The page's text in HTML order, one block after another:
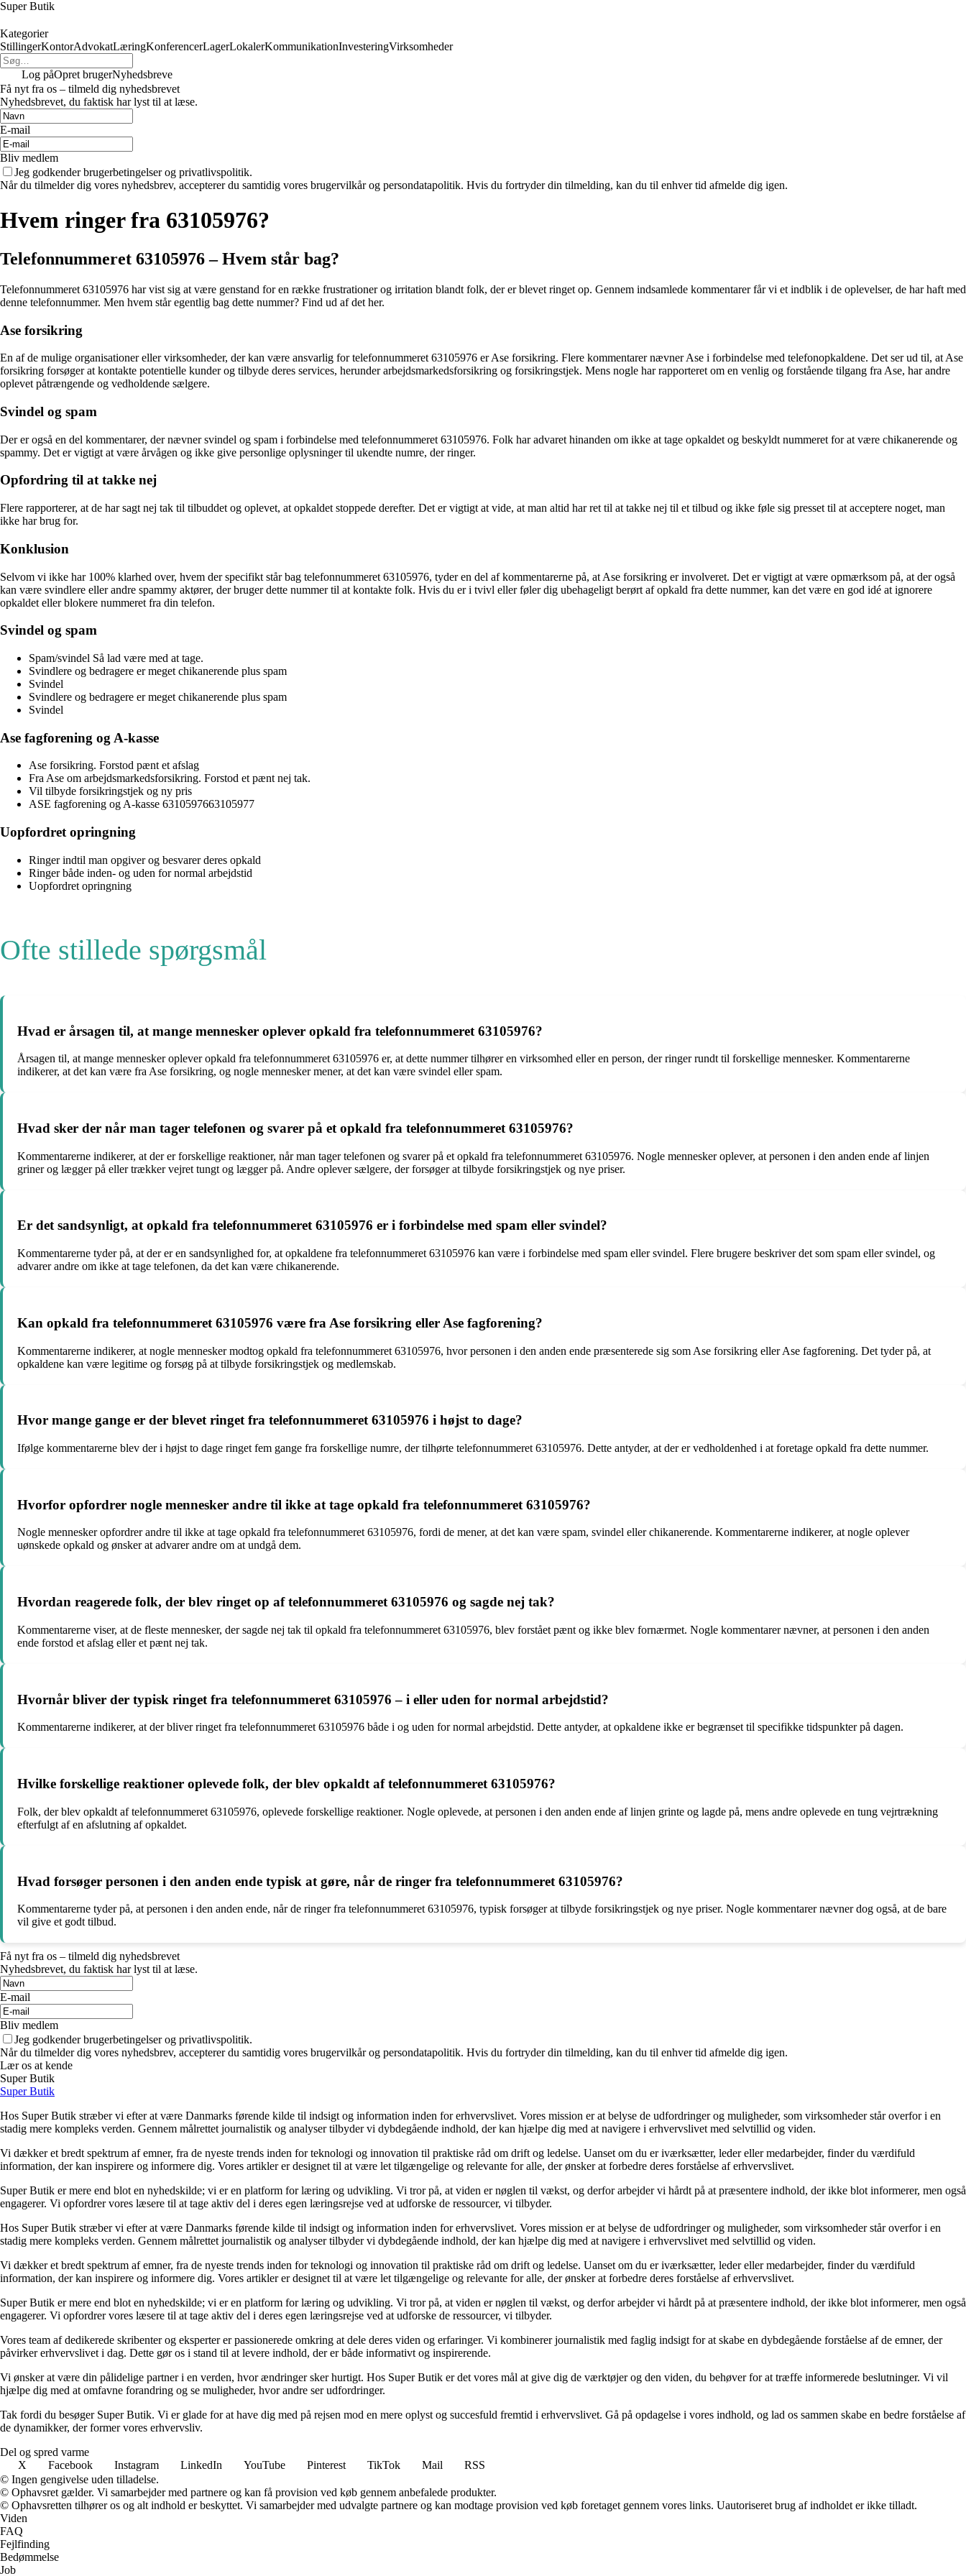
Super Butik
Kategorier
StillingerKontorAdvokatLæringKonferencerLagerLokalerKommunikationInvesteringVirksomheder
Log påOpret brugerNyhedsbreve
Få nyt fra os – tilmeld dig nyhedsbrevet
Nyhedsbrevet, du faktisk har lyst til at læse.
E-mail
Bliv medlem
Jeg godkender brugerbetingelser og privatlivspolitik.
Når du tilmelder dig vores nyhedsbrev, accepterer du samtidig vores brugervilkår og persondatapolitik. Hvis du fortryder din tilmelding, kan du til enhver tid afmelde dig igen.
Hvem ringer fra 63105976?
Telefonnummeret 63105976 – Hvem står bag?
Telefonnummeret 63105976 har vist sig at være genstand for en række frustrationer og irritation blandt folk, der er blevet ringet op. Gennem indsamlede kommentarer får vi et indblik i de oplevelser, de har haft med
denne telefonnummer. Men hvem står egentlig bag dette nummer? Find ud af det her.
Ase forsikring
En af de mulige organisationer eller virksomheder, der kan være ansvarlig for telefonnummeret 63105976 er Ase forsikring. Flere kommentarer nævner Ase i forbindelse med telefonopkaldene. Det ser ud til, at Ase
forsikring forsøger at kontakte potentielle kunder og tilbyde deres services, herunder arbejdsmarkedsforsikring og forsikringstjek. Mens nogle har rapporteret om en venlig og forstående tilgang fra Ase, har andre
oplevet påtrængende og vedholdende sælgere.
Svindel og spam
Der er også en del kommentarer, der nævner svindel og spam i forbindelse med telefonnummeret 63105976. Folk har advaret hinanden om ikke at tage opkaldet og beskyldt nummeret for at være chikanerende og
spammy. Det er vigtigt at være årvågen og ikke give personlige oplysninger til ukendte numre, der ringer.
Opfordring til at takke nej
Flere rapporterer, at de har sagt nej tak til tilbuddet og oplevet, at opkaldet stoppede derefter. Det er vigtigt at vide, at man altid har ret til at takke nej til et tilbud og ikke føle sig presset til at acceptere noget, man
ikke har brug for.
Konklusion
Selvom vi ikke har 100% klarhed over, hvem der specifikt står bag telefonnummeret 63105976, tyder en del af kommentarerne på, at Ase forsikring er involveret. Det er vigtigt at være opmærksom på, at der også
kan være svindlere eller andre spammy aktører, der bruger dette nummer til at kontakte folk. Hvis du er i tvivl eller føler dig ubehageligt berørt af opkald fra dette nummer, kan det være en god idé at ignorere
opkaldet eller blokere nummeret fra din telefon.
Svindel og spam
Spam/svindel Så lad være med at tage.
Svindlere og bedragere er meget chikanerende plus spam
Svindel
Svindlere og bedragere er meget chikanerende plus spam
Svindel
Ase fagforening og A-kasse
Ase forsikring. Forstod pænt et afslag
Fra Ase om arbejdsmarkedsforsikring. Forstod et pænt nej tak.
Vil tilbyde forsikringstjek og ny pris
ASE fagforening og A-kasse 6310597663105977
Uopfordret opringning
Ringer indtil man opgiver og besvarer deres opkald
Ringer både inden- og uden for normal arbejdstid
Uopfordret opringning
Ofte stillede spørgsmål
Hvad er årsagen til, at mange mennesker oplever opkald fra telefonnummeret 63105976?
Årsagen til, at mange mennesker oplever opkald fra telefonnummeret 63105976 er, at dette nummer tilhører en virksomhed eller en person, der ringer rundt til forskellige mennesker. Kommentarerne
indikerer, at det kan være fra Ase forsikring, og nogle mennesker mener, at det kan være svindel eller spam.
Hvad sker der når man tager telefonen og svarer på et opkald fra telefonnummeret 63105976?
Kommentarerne indikerer, at der er forskellige reaktioner, når man tager telefonen og svarer på et opkald fra telefonnummeret 63105976. Nogle mennesker oplever, at personen i den anden ende af linjen
griner og lægger på eller trækker vejret tungt og lægger på. Andre oplever sælgere, der forsøger at tilbyde forsikringstjek og nye priser.
Er det sandsynligt, at opkald fra telefonnummeret 63105976 er i forbindelse med spam eller svindel?
Kommentarerne tyder på, at der er en sandsynlighed for, at opkaldene fra telefonnummeret 63105976 kan være i forbindelse med spam eller svindel. Flere brugere beskriver det som spam eller svindel, og
advarer andre om ikke at tage telefonen, da det kan være chikanerende.
Kan opkald fra telefonnummeret 63105976 være fra Ase forsikring eller Ase fagforening?
Kommentarerne indikerer, at nogle mennesker modtog opkald fra telefonnummeret 63105976, hvor personen i den anden ende præsenterede sig som Ase forsikring eller Ase fagforening. Det tyder på, at
opkaldene kan være legitime og forsøg på at tilbyde forsikringstjek og medlemskab.
Hvor mange gange er der blevet ringet fra telefonnummeret 63105976 i højst to dage?
Ifølge kommentarerne blev der i højst to dage ringet fem gange fra forskellige numre, der tilhørte telefonnummeret 63105976. Dette antyder, at der er vedholdenhed i at foretage opkald fra dette nummer.
Hvorfor opfordrer nogle mennesker andre til ikke at tage opkald fra telefonnummeret 63105976?
Nogle mennesker opfordrer andre til ikke at tage opkald fra telefonnummeret 63105976, fordi de mener, at det kan være spam, svindel eller chikanerende. Kommentarerne indikerer, at nogle oplever
uønskede opkald og ønsker at advarer andre om at undgå dem.
Hvordan reagerede folk, der blev ringet op af telefonnummeret 63105976 og sagde nej tak?
Kommentarerne viser, at de fleste mennesker, der sagde nej tak til opkald fra telefonnummeret 63105976, blev forstået pænt og ikke blev fornærmet. Nogle kommentarer nævner, at personen i den anden
ende forstod et afslag eller et pænt nej tak.
Hvornår bliver der typisk ringet fra telefonnummeret 63105976 – i eller uden for normal arbejdstid?
Kommentarerne indikerer, at der bliver ringet fra telefonnummeret 63105976 både i og uden for normal arbejdstid. Dette antyder, at opkaldene ikke er begrænset til specifikke tidspunkter på dagen.
Hvilke forskellige reaktioner oplevede folk, der blev opkaldt af telefonnummeret 63105976?
Folk, der blev opkaldt af telefonnummeret 63105976, oplevede forskellige reaktioner. Nogle oplevede, at personen i den anden ende af linjen grinte og lagde på, mens andre oplevede en tung vejrtrækning
efterfulgt af en afslutning af opkaldet.
Hvad forsøger personen i den anden ende typisk at gøre, når de ringer fra telefonnummeret 63105976?
Kommentarerne tyder på, at personen i den anden ende, når de ringer fra telefonnummeret 63105976, typisk forsøger at tilbyde forsikringstjek og nye priser. Nogle kommentarer nævner dog også, at de bare
vil give et godt tilbud.
Få nyt fra os – tilmeld dig nyhedsbrevet
Nyhedsbrevet, du faktisk har lyst til at læse.
E-mail
Bliv medlem
Jeg godkender brugerbetingelser og privatlivspolitik.
Når du tilmelder dig vores nyhedsbrev, accepterer du samtidig vores brugervilkår og persondatapolitik. Hvis du fortryder din tilmelding, kan du til enhver tid afmelde dig igen.
Lær os at kende
Super Butik
Super Butik
Hos Super Butik stræber vi efter at være Danmarks førende kilde til indsigt og information inden for erhvervslivet. Vores mission er at belyse de udfordringer og muligheder, som virksomheder står overfor i en
stadig mere kompleks verden. Gennem målrettet journalistik og analyser tilbyder vi dybdegående indhold, der kan hjælpe dig med at navigere i erhvervslivet med selvtillid og viden.
Vi dækker et bredt spektrum af emner, fra de nyeste trends inden for teknologi og innovation til praktiske råd om drift og ledelse. Uanset om du er iværksætter, leder eller medarbejder, finder du værdifuld
information, der kan inspirere og informere dig. Vores artikler er designet til at være let tilgængelige og relevante for alle, der ønsker at forbedre deres forståelse af erhvervslivet.
Super Butik er mere end blot en nyhedskilde; vi er en platform for læring og udvikling. Vi tror på, at viden er nøglen til vækst, og derfor arbejder vi hårdt på at præsentere indhold, der ikke blot informerer, men også
engagerer. Vi opfordrer vores læsere til at tage aktiv del i deres egen læringsrejse ved at udforske de ressourcer, vi tilbyder.
Hos Super Butik stræber vi efter at være Danmarks førende kilde til indsigt og information inden for erhvervslivet. Vores mission er at belyse de udfordringer og muligheder, som virksomheder står overfor i en
stadig mere kompleks verden. Gennem målrettet journalistik og analyser tilbyder vi dybdegående indhold, der kan hjælpe dig med at navigere i erhvervslivet med selvtillid og viden.
Vi dækker et bredt spektrum af emner, fra de nyeste trends inden for teknologi og innovation til praktiske råd om drift og ledelse. Uanset om du er iværksætter, leder eller medarbejder, finder du værdifuld
information, der kan inspirere og informere dig. Vores artikler er designet til at være let tilgængelige og relevante for alle, der ønsker at forbedre deres forståelse af erhvervslivet.
Super Butik er mere end blot en nyhedskilde; vi er en platform for læring og udvikling. Vi tror på, at viden er nøglen til vækst, og derfor arbejder vi hårdt på at præsentere indhold, der ikke blot informerer, men også
engagerer. Vi opfordrer vores læsere til at tage aktiv del i deres egen læringsrejse ved at udforske de ressourcer, vi tilbyder.
Vores team af dedikerede skribenter og eksperter er passionerede omkring at dele deres viden og erfaringer. Vi kombinerer journalistik med faglig indsigt for at skabe en dybdegående forståelse af de emner, der
påvirker erhvervslivet i dag. Dette gør os i stand til at levere indhold, der er både informativt og inspirerende.
Vi ønsker at være din pålidelige partner i en verden, hvor ændringer sker hurtigt. Hos Super Butik er det vores mål at give dig de værktøjer og den viden, du behøver for at træffe informerede beslutninger. Vi vil
hjælpe dig med at omfavne forandring og se muligheder, hvor andre ser udfordringer.
Tak fordi du besøger Super Butik. Vi er glade for at have dig med på rejsen mod en mere oplyst og succesfuld fremtid i erhvervslivet. Gå på opdagelse i vores indhold, og lad os sammen skabe en bedre forståelse af
de dynamikker, der former vores erhvervsliv.
Del og spred varme
X
Facebook Instagram LinkedIn YouTube Pinterest TikTok Mail
RSS
© Ingen gengivelse uden tilladelse.
© Ophavsret gælder. Vi samarbejder med partnere og kan få provision ved køb gennem anbefalede produkter.
© Ophavsretten tilhører os og alt indhold er beskyttet. Vi samarbejder med udvalgte partnere og kan modtage provision ved køb foretaget gennem vores links. Uautoriseret brug af indholdet er ikke tilladt.
Viden
FAQ
Fejlfinding
Bedømmelse
Job